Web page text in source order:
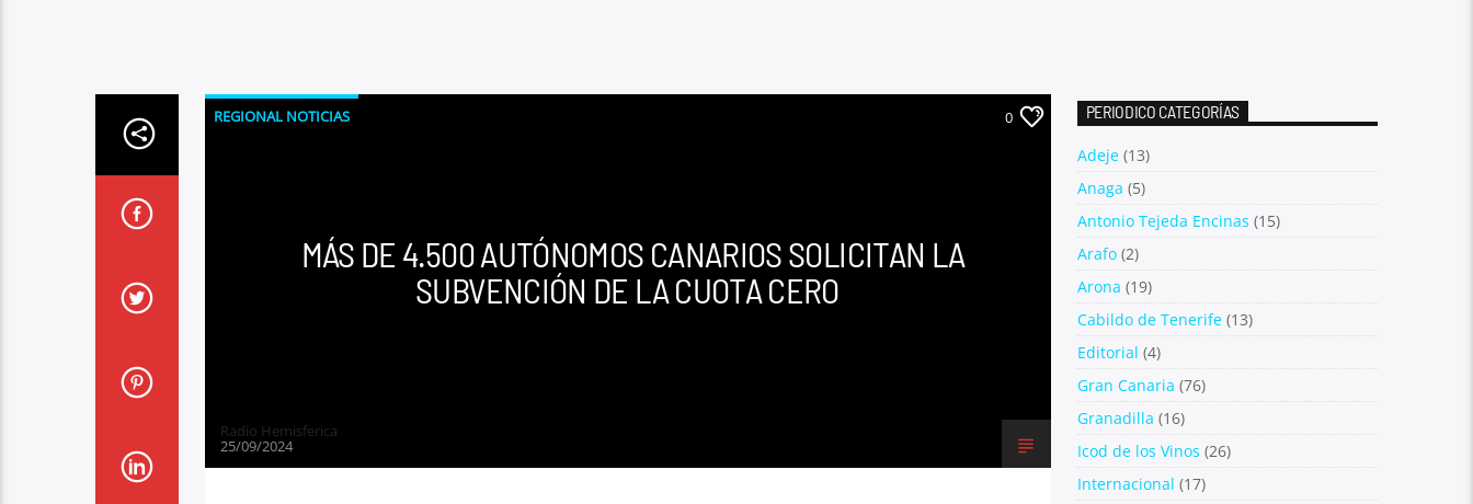
REGIONAL NOTICIAS 0
MÁS DE 4.500 AUTÓNOMOS CANARIOS SOLICITAN LA
SUBVENCIÓN DE LA CUOTA CERO
Radio Hemisferica
25/09/2024
PERIODICO CATEGORÍAS
Adeje(13)
Anaga (5)
Antonio Tejeda Encinas (15)
Arafo(2)
Arona (19)
Cabildo de Tenerife(13)
Editorial (4)
Gran Canaria (76)
Granadilla (16)
Icod de los Vinos (26)
Internacional (17)